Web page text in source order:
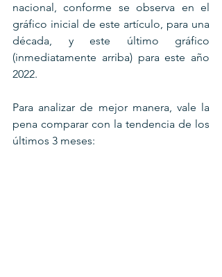
nacional, conforme se observa en el
gráfico inicial de este artículo, para una
década, y este último gráfico
(inmediatamente arriba) para este año
2022.
Para analizar de mejor manera, vale la
pena comparar con la tendencia de los
últimos 3 meses: